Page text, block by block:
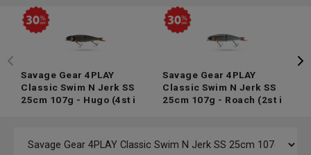
Savage Gear 4PLAY
Classic Swim N Jerk SS
25cm 107g - Hugo (4st i
Savage Gear 4PLAY
Classic Swim N Jerk SS
25cm 107g - Roach (2st i